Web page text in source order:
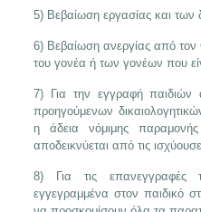
5) Βεβαίωση εργασίας και των
6) Βεβαίωση ανεργίας από
του γονέα ή των γονέων που
7) Για την εγγραφή
προηγούμενων
η άδεια νόμιμης
αποδεικνύεται από τις
8) Για τις
εγγεγραμμένα στον παιδικό